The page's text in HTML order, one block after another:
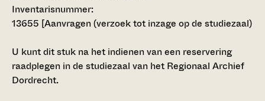
Inventarisnummer:
13655 [Aanvragen (verzoek tot inzage op de studiezaal)
U kunt dit stuk na het indienen van een reservering
raadplegen in de studiezaal van het Regionaal Archief
Dordrecht.